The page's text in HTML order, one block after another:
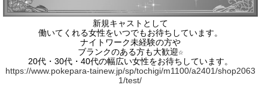
新規キャストとして
働いてくれる女性をいつでもお待ちしています。
ナイトワーク未経験の方や
ブランクのある方も大歓迎☆
20代・30代・40代の幅広い女性をお待ちしています。
https://www.pokepara-tainew.jp/sp/tochigi/m1100/a2401/shop2063
1/test/